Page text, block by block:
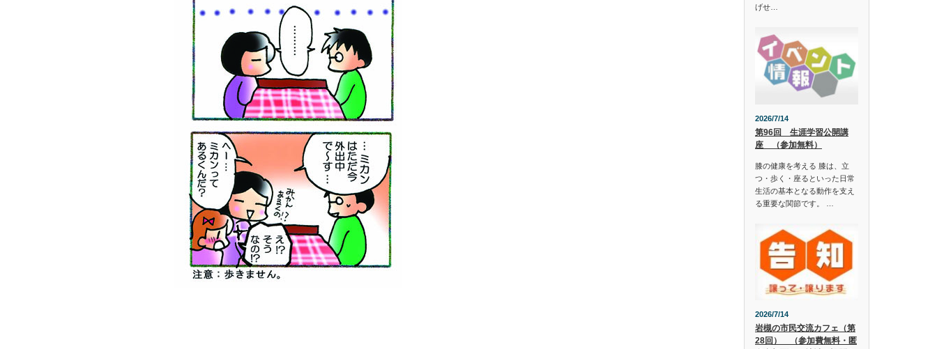
げせ…
2026/7/14
第96回 生涯学習公開講
座 （参加無料）
膝の健康を考える 膝は、立
つ・歩く・座るといった日常
生活の基本となる動作を支え
る重要な関節です。 …
2026/7/14
岩槻の市民交流カフェ（第
28回） （参加費無料・匿